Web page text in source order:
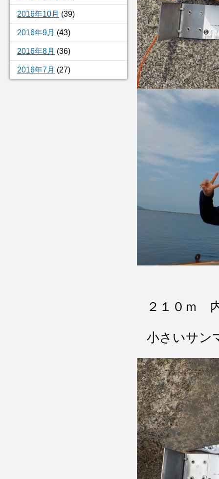
2016年10月 (39)
2016年9月 (43)
2016年8月 (36)
2016年7月 (27)
２１０ｍ
小さいサン